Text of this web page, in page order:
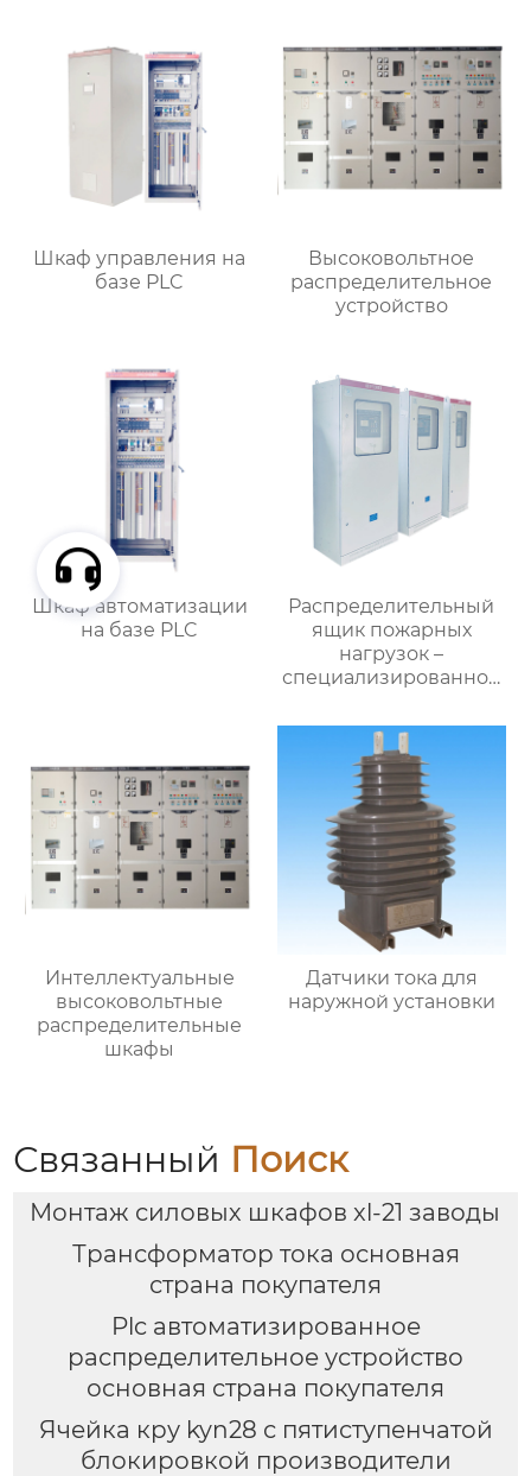
Шкаф управления на
базе PLC
Высоковольтное
распределительное
устройство
Шкаф автоматизации
на базе PLC
Распределительный
ящик пожарных
нагрузок –
специализированное
Интеллектуальные
высоковольтные
распределительные
шкафы
Датчики тока для
наружной установки
Связанный Поиск
Монтаж силовых шкафов xl-21 заводы
Трансформатор тока основная
страна покупателя
Plc автоматизированное
распределительное устройство
основная страна покупателя
Ячейка кру kyn28 с пятиступенчатой
блокировкой производители